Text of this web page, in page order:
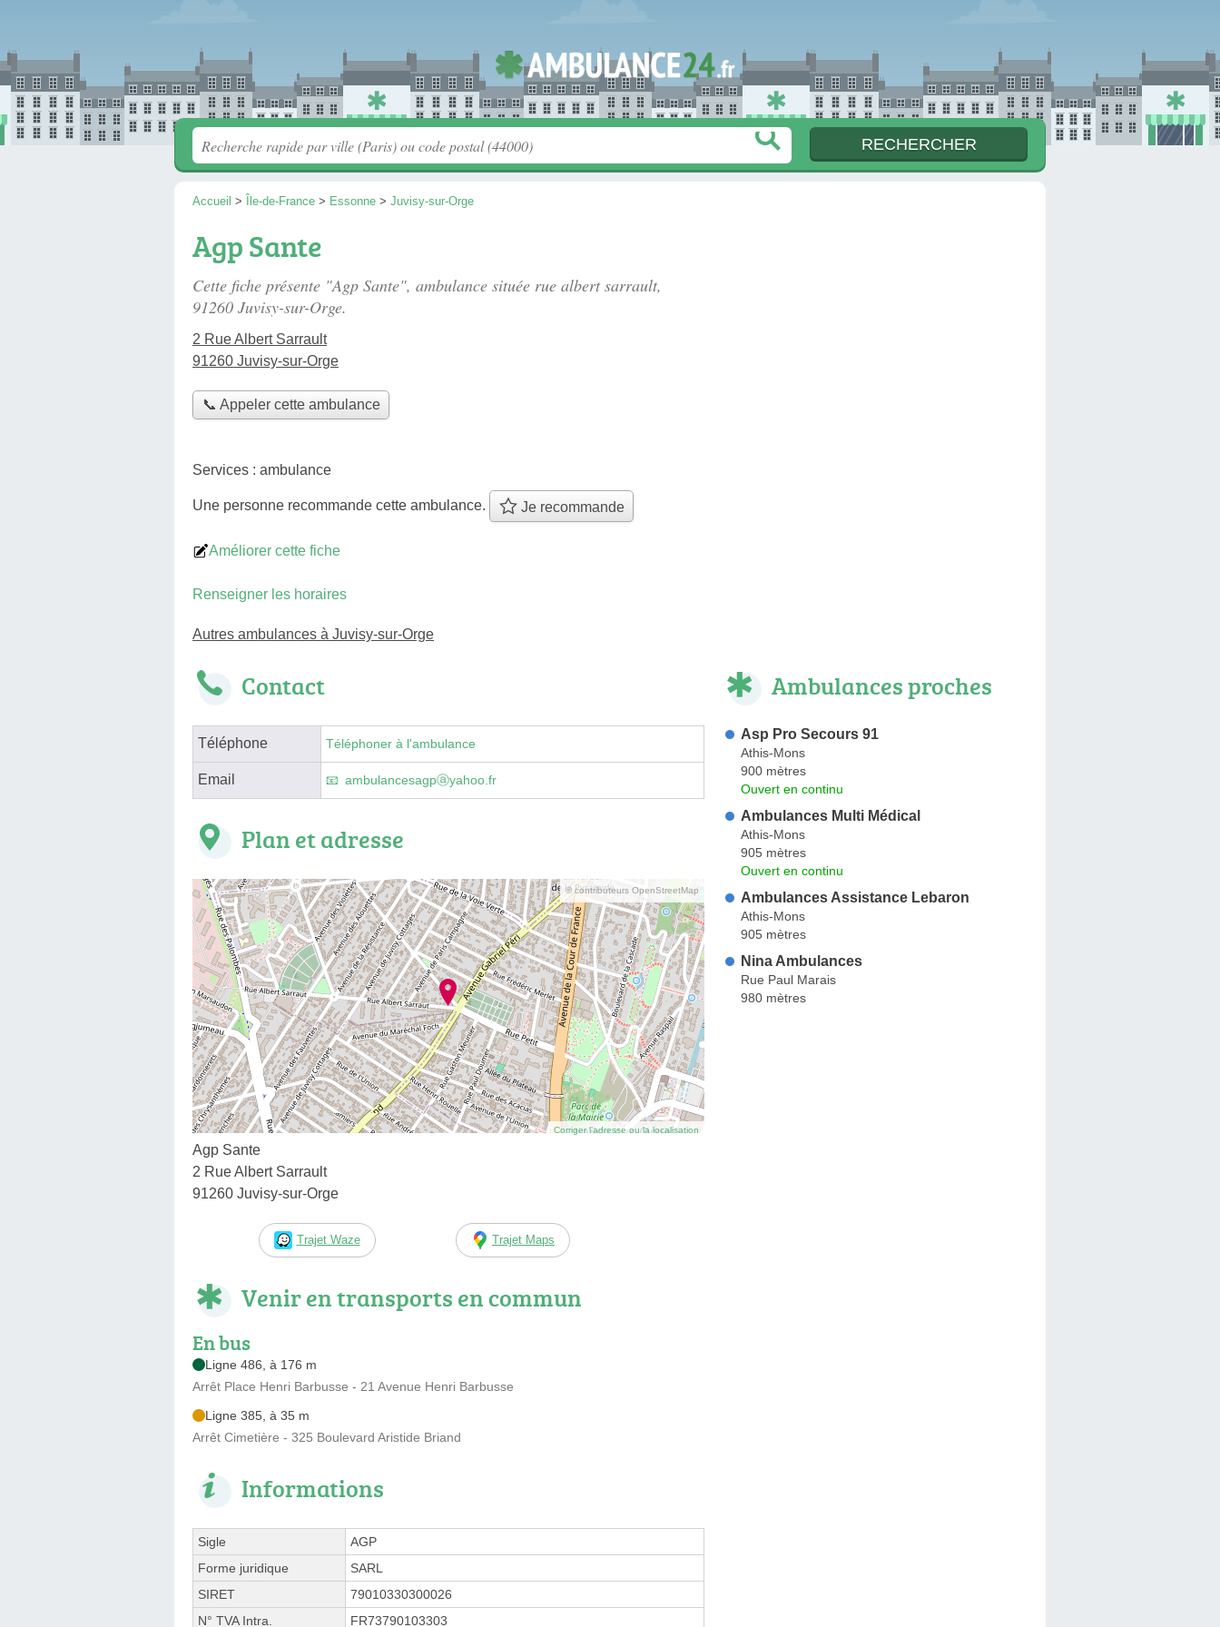
Accueil > Île-de-France > Essonne > Juvisy-sur-Orge
Agp Sante
Cette fiche présente "Agp Sante", ambulance située rue albert sarrault,
91260 Juvisy-sur-Orge.
2 Rue Albert Sarrault
91260 Juvisy-sur-Orge
📞 Appeler cette ambulance
Services : ambulance
Une personne recommande cette ambulance. Je recommande
Améliorer cette fiche
Renseigner les horaires
Autres ambulances à Juvisy-sur-Orge
Contact
Téléphone Téléphoner à l'ambulance
Email ambulancesagpⓐyahoo.fr
Plan et adresse
© contributeurs OpenStreetMap
Corriger l’adresse ou la localisation
Agp Sante
2 Rue Albert Sarrault
91260 Juvisy-sur-Orge
Trajet Waze Trajet Maps
Venir en transports en commun
En bus
Ligne 486, à 176 m
Arrêt Place Henri Barbusse - 21 Avenue Henri Barbusse
Ligne 385, à 35 m
Arrêt Cimetière - 325 Boulevard Aristide Briand
Informations
Sigle
AGP
Forme juridique
SARL
SIRET
79010330300026
N° TVA Intra.
FR73790103303
Ambulances proches
Asp Pro Secours 91
Athis-Mons
900 mètres
Ouvert en continu
Ambulances Multi Médical
Athis-Mons
905 mètres
Ouvert en continu
Ambulances Assistance Lebaron
Athis-Mons
905 mètres
Nina Ambulances
Rue Paul Marais
980 mètres